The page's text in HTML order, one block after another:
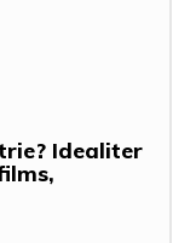
Idealiter